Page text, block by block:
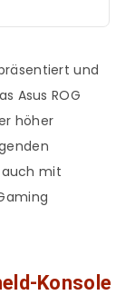
und
Asus ROG
höher
mit
Konsole